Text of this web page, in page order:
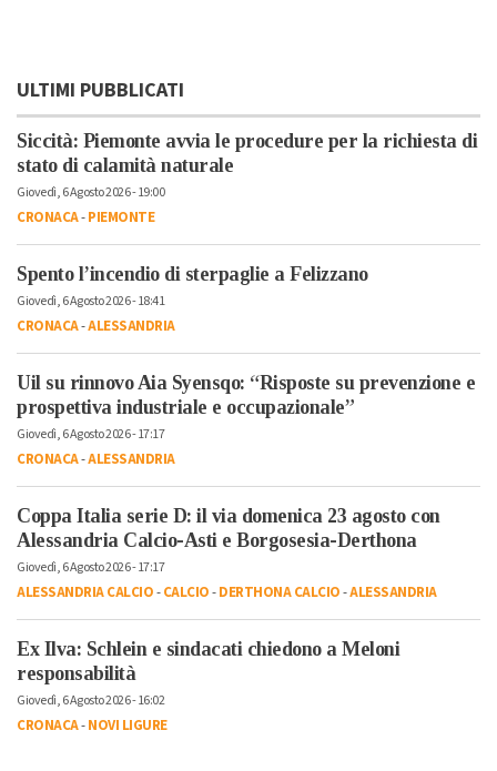
ULTIMI PUBBLICATI
Siccità: Piemonte avvia le procedure per la richiesta di
stato di calamità naturale
Giovedì, 6 Agosto 2026 - 19:00
CRONACA-PIEMONTE
Spento l’incendio di sterpaglie a Felizzano
Giovedì, 6 Agosto 2026 - 18:41
CRONACA-ALESSANDRIA
Uil su rinnovo Aia Syensqo: “Risposte su prevenzione e
prospettiva industriale e occupazionale”
Giovedì, 6 Agosto 2026 - 17:17
CRONACA-ALESSANDRIA
Coppa Italia serie D: il via domenica 23 agosto con
Alessandria Calcio-Asti e Borgosesia-Derthona
Giovedì, 6 Agosto 2026 - 17:17
ALESSANDRIA CALCIO-CALCIO-DERTHONA CALCIO-ALESSANDRIA
Ex Ilva: Schlein e sindacati chiedono a Meloni
responsabilità
Giovedì, 6 Agosto 2026 - 16:02
CRONACA-NOVI LIGURE